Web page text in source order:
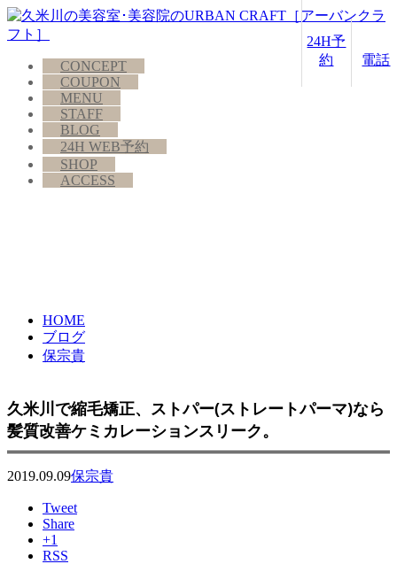
24H予
約
電話
CONCEPT
COUPON
MENU
STAFF
BLOG
24H WEB予約
SHOP
ACCESS
HOME
ブログ
保宗貴
久米川で縮毛矯正、ストパー(ストレートパーマ)なら
髪質改善ケミカレーションスリーク。
2019.09.09保宗貴
Tweet
Share
+1
RSS